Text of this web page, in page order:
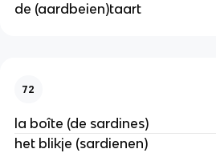
de (aardbeien)taart
72
la boîte (de sardines)
het blikje (sardienen)